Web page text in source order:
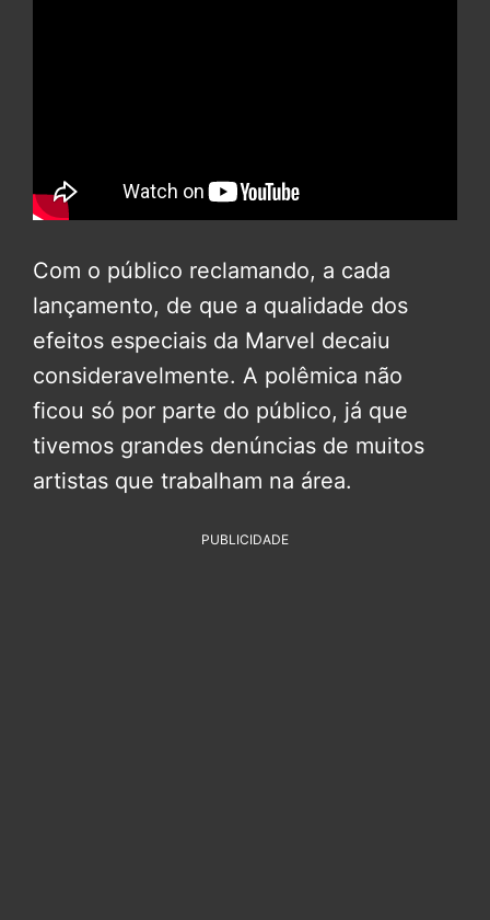
Com o público reclamando, a cada
lançamento, de que a qualidade dos
efeitos especiais da Marvel decaiu
consideravelmente. A polêmica não
ficou só por parte do público, já que
tivemos grandes denúncias de muitos
artistas que trabalham na área.
PUBLICIDADE